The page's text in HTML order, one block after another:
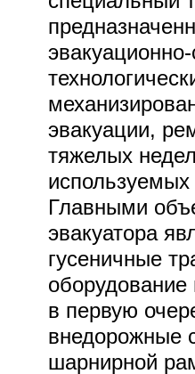
эвакуации,
тяжелых
Главными
эвакуатора
гусеничные
оборудование
в первую
внедорожные
шарнирной